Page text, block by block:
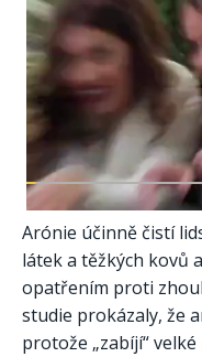
Arónie účinně čistí
látek a těžkých kovů
opatřením proti
studie prokázaly, že
protože „zabíjí“